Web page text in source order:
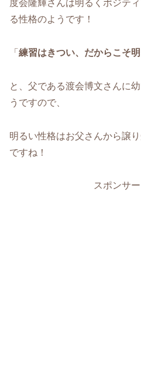
度会隆輝さんは明るくポジテ
る性格のようです！
「 練習はきつい、だからこそ明
と、父である渡会博文さんに
うですので、
明るい性格はお父さんから譲
ですね！
スポンサ